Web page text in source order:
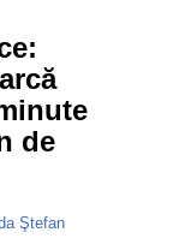
de
Ştefan